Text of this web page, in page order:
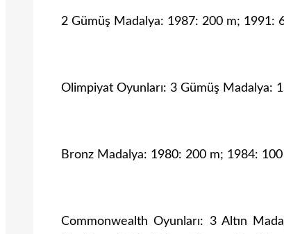
2 Gümüş Madalya: 1987: 200 m; 1991:
Olimpiyat Oyunları: 3 Gümüş Madalya:
Bronz Madalya: 1980: 200 m; 1984:
Commonwealth Oyunları: 3 Altın